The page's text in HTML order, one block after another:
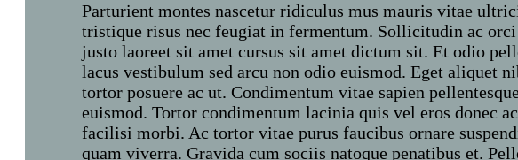
Parturient montes nascetur ridiculus mus mauris vitae
tristique risus nec feugiat in fermentum. Sollicitudin ac
justo laoreet sit amet cursus sit amet dictum sit. Et odio
lacus vestibulum sed arcu non odio euismod. Eget aliquet
tortor posuere ac ut. Condimentum vitae sapien
euismod. Tortor condimentum lacinia quis vel eros donec
facilisi morbi. Ac tortor vitae purus faucibus ornare
quam viverra. Gravida cum sociis natoque penatibus et.